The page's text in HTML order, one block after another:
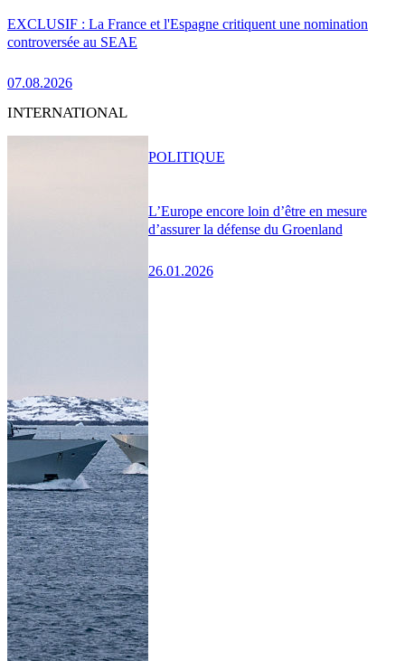
EXCLUSIF : La France et l'Espagne critiquent une nomination
controversée au SEAE
07.08.2026
INTERNATIONAL
L’Europe encore loin d’être en mesure
d’assurer la défense du Groenland
26.01.2026
POLITIQUE